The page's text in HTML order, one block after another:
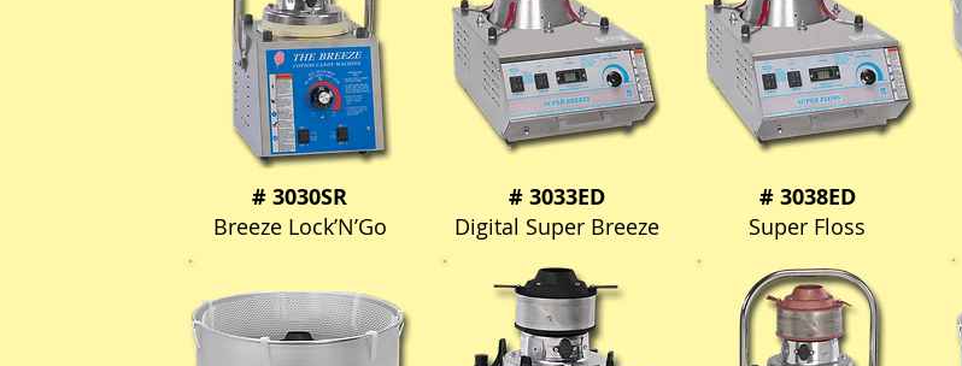
# 3030SR
Breeze Lock’N’Go
# 3033ED
Digital Super Breeze
# 3038ED
Super Floss